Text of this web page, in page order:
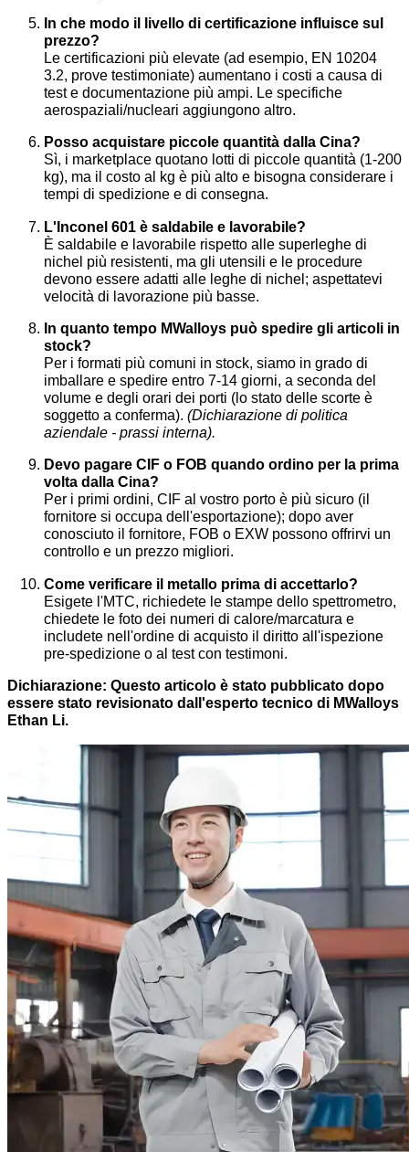
In che modo il livello di certificazione influisce sul
prezzo?
Le certificazioni più elevate (ad esempio, EN 10204
3.2, prove testimoniate) aumentano i costi a causa di
test e documentazione più ampi. Le specifiche
aerospaziali/nucleari aggiungono altro.
Posso acquistare piccole quantità dalla Cina?
Sì, i marketplace quotano lotti di piccole quantità (1-200
kg), ma il costo al kg è più alto e bisogna considerare i
tempi di spedizione e di consegna.
L'Inconel 601 è saldabile e lavorabile?
È saldabile e lavorabile rispetto alle superleghe di
nichel più resistenti, ma gli utensili e le procedure
devono essere adatti alle leghe di nichel; aspettatevi
velocità di lavorazione più basse.
In quanto tempo MWalloys può spedire gli articoli in
stock?
Per i formati più comuni in stock, siamo in grado di
imballare e spedire entro 7-14 giorni, a seconda del
volume e degli orari dei porti (lo stato delle scorte è
soggetto a conferma). (Dichiarazione di politica
aziendale - prassi interna).
Devo pagare CIF o FOB quando ordino per la prima
volta dalla Cina?
Per i primi ordini, CIF al vostro porto è più sicuro (il
fornitore si occupa dell'esportazione); dopo aver
conosciuto il fornitore, FOB o EXW possono offrirvi un
controllo e un prezzo migliori.
Come verificare il metallo prima di accettarlo?
Esigete l'MTC, richiedete le stampe dello spettrometro,
chiedete le foto dei numeri di calore/marcatura e
includete nell'ordine di acquisto il diritto all'ispezione
pre-spedizione o al test con testimoni.
Dichiarazione: Questo articolo è stato pubblicato dopo
essere stato revisionato dall'esperto tecnico di MWalloys
Ethan Li.